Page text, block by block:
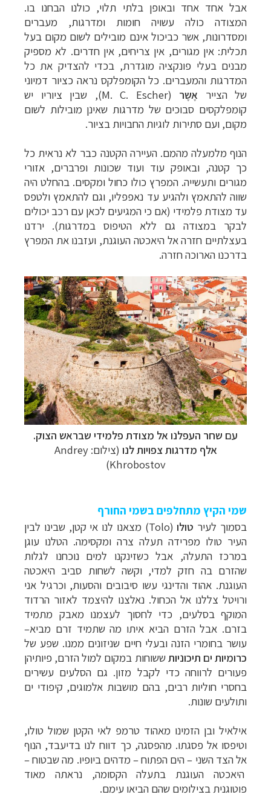
אבל אחד אחד ובאופן בלתי תלוי, כולנו הבחנו בו.
המצודה כולה עשויה חומות ומדרגות, מעברים
ומסדרונות, אשר כביכול אינם מובילים לשום מקום בעל
תכלית: אין מגורים, אין צריחים, אין חדרים. לא מספיק
מבנים בעלי פונקציה מוגדרת, בכדי להצדיק את כל
המדרגות והמעברים. כל הקומפלקס נראה כציור דמיוני
של הצייר אֶשֶר (
M. C. Escher), שבין ציוריו יש
קומפלקסים סבוכים של מדרגות שאינן מובילות לשום
מקום, ועם סתירות לוגיות החבויות בציור.
הנוף מלמעלה מהמם. העיירה הקטנה כבר לא נראית כל
כך קטנה, ובאופק עוד ועוד שכונות ופרברים, אזורי
מגורים ותעשייה. המפרץ כולו כחול ומקסים. בהחלט היה
שווה להתאמץ ולהגיע עד נאפפליו, וגם להתאמץ ולטפס
עד מצודת פלמידי (אם כי המגיעים לכאן עם רכב יכולים
לבקר במצודה גם ללא הטיפוס במדרגות). ירדנו
בעצלתיים חזרה אל היאכטה העוגנת, ועזבנו את המפרץ
בדרכנו הארוכה חזרה.
עם שחר העפלנו אל מצודת פלמידי שבראש הצוק.
אלף מדרגות צפויות לנו (צילום:Andrey
Khrobostov
)
שמי הקיץ מתחלפים בשמי החורף
בסמוך לעיר טולו(
Tolo) מצאנו לנו אי קטן, שבינו לבין
העיר טולו מפרידה תעלה צרה ומקסימה. הטלנו עוגן
במרכז התעלה, אבל כשזינקנו למים נוכחנו לגלות
שהזרם בה חזק למדי, וקשה לשחות סביב היאכטה
העוגנת. אהוד והדינגי עשו סיבובים והסעות, וכרגיל אני
ורויטל צללנו אל הכחול. נאלצנו להיצמד לאזור הרדוד
המוקף בסלעים, כדי לחסוך לעצמנו מאבק מתמיד
בזרם. אבל הזרם הביא איתו מה שתמיד זרם מביא–
עושר בחומרי הזנה ובעלי חיים שניזונים ממנו. שפע של
כרומיות ים תיכוניותששוחות במקום למול הזרם, פיותיהן
פעורים לרווחה כדי לקבל מזון. גם הסלעים עשירים
בחסרי חוליות רבים, בהם מושבות אלמוגים, קיפודי ים
ותולעים שונות.
אילאיל ובן הזמינו מאהוד טרמפ לאי הקטן שמול טולו,
וטיפסו אל פסגתו. מהפסגה, כך דווח לנו בדיעבד, הנוף
אל הצד השני – הים הפתוח – מדהים ביופיו. מה שבטוח–
היאכטה העוגנת בתעלה הקסומה, נראתה מאוד
פוטוגנית בצילומים שהם הביאו עימם.